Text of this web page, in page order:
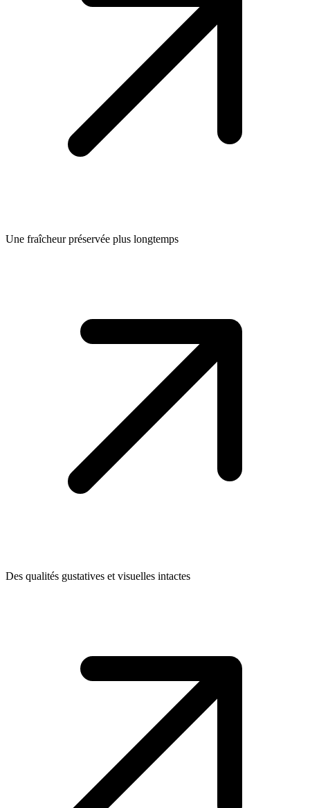
Une fraîcheur préservée plus longtemps
Des qualités gustatives et visuelles intactes